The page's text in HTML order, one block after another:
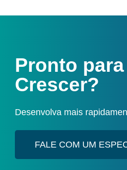
Pronto para
Crescer?
Desenvolva mais
FALE COM UM